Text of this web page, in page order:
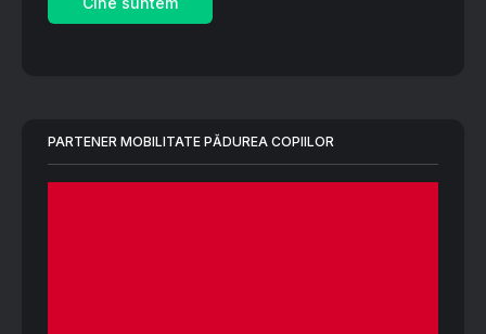
PARTENER MOBILITATE PĂDUREA COPIILOR